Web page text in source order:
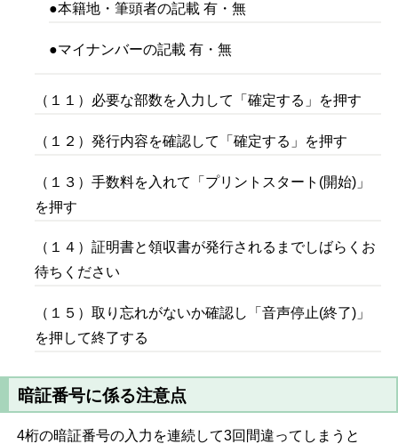
●本籍地・筆頭者の記載 有・無
●マイナンバーの記載 有・無
（１１）必要な部数を入力して「確定する」を押す
（１２）発行内容を確認して「確定する」を押す
（１３）手数料を入れて「プリントスタート(開始)」
を押す
（１４）証明書と領収書が発行されるまでしばらくお
待ちください
（１５）取り忘れがないか確認し「音声停止(終了)」
を押して終了する
暗証番号に係る注意点
4桁の暗証番号の入力を連続して3回間違ってしまうと